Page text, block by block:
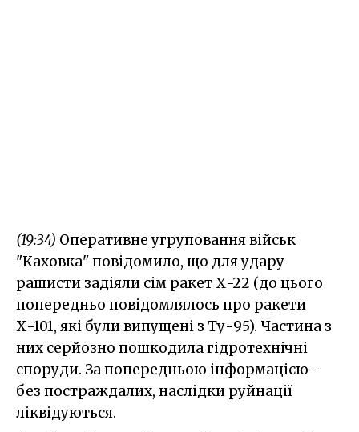
(19:34) Оперативне угруповання військ
"Каховка" повідомило, що для удару
рашисти задіяли сім ракет Х-22 (до цього
попередньо повідомлялось про ракети
Х-101, які були випущені з Ту-95). Частина з
них серйозно пошкодила гідротехнічні
споруди. За попередньою інформацією -
без постраждалих, наслідки руйнації
ліквідуються.